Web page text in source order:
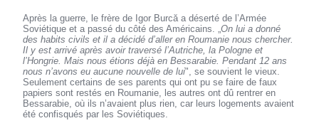
Après la guerre, le frère de Igor Burcă a déserté de l’Armée
Soviétique et a passé du côté des Américains. „On lui a donné
des habits civils et il a décidé d’aller en Roumanie nous chercher.
Il y est arrivé après avoir traversé l’Autriche, la Pologne et
l’Hongrie. Mais nous étions déjà en Bessarabie. Pendant 12 ans
nous n’avons eu aucune nouvelle de lui", se souvient le vieux.
Seulement certains de ses parents qui ont pu se faire de faux
papiers sont restés en Roumanie, les autres ont dû rentrer en
Bessarabie, où ils n’avaient plus rien, car leurs logements avaient
été confisqués par les Soviétiques.